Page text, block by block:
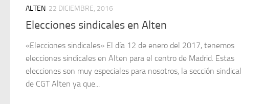
ALTEN 22 DICIEMBRE, 2016
Elecciones sindicales en Alten
«Elecciones sindicales» El día 12 de enero del 2017, tenemos
elecciones sindicales en Alten para el centro de Madrid. Estas
elecciones son muy especiales para nosotros, la sección sindical
de CGT Alten ya que...